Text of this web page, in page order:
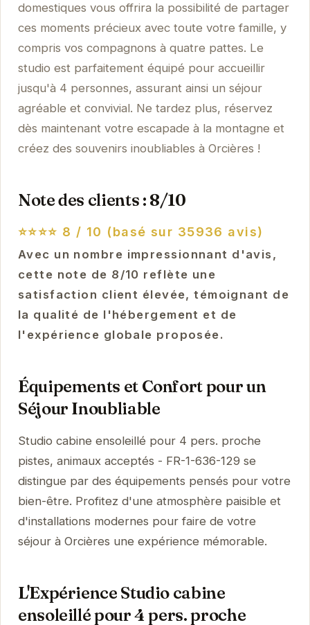
domestiques vous offrira la possibilité de partager
ces moments précieux avec toute votre famille, y
compris vos compagnons à quatre pattes. Le
studio est parfaitement équipé pour accueillir
jusqu'à 4 personnes, assurant ainsi un séjour
agréable et convivial. Ne tardez plus, réservez
dès maintenant votre escapade à la montagne et
créez des souvenirs inoubliables à Orcières !
Note des clients : 8/10
⭐⭐⭐⭐ 8 / 10 (basé sur 35936 avis)
Avec un nombre impressionnant d'avis,
cette note de 8/10 reflète une
satisfaction client élevée, témoignant de
la qualité de l'hébergement et de
l'expérience globale proposée.
Équipements et Confort pour un
Séjour Inoubliable
Studio cabine ensoleillé pour 4 pers. proche
pistes, animaux acceptés - FR-1-636-129 se
distingue par des équipements pensés pour votre
bien-être. Profitez d'une atmosphère paisible et
d'installations modernes pour faire de votre
séjour à Orcières une expérience mémorable.
L'Expérience Studio cabine
ensoleillé pour 4 pers. proche